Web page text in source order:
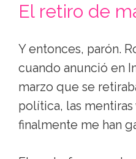
El retiro de
Y entonces, parón.
cuando anunció en
marzo que se
política, las mentiras
finalmente me han